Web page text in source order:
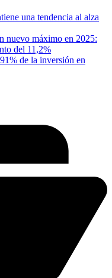
una tendencia al alza
nuevo máximo en 2025:
del 11,2%
de la inversión en